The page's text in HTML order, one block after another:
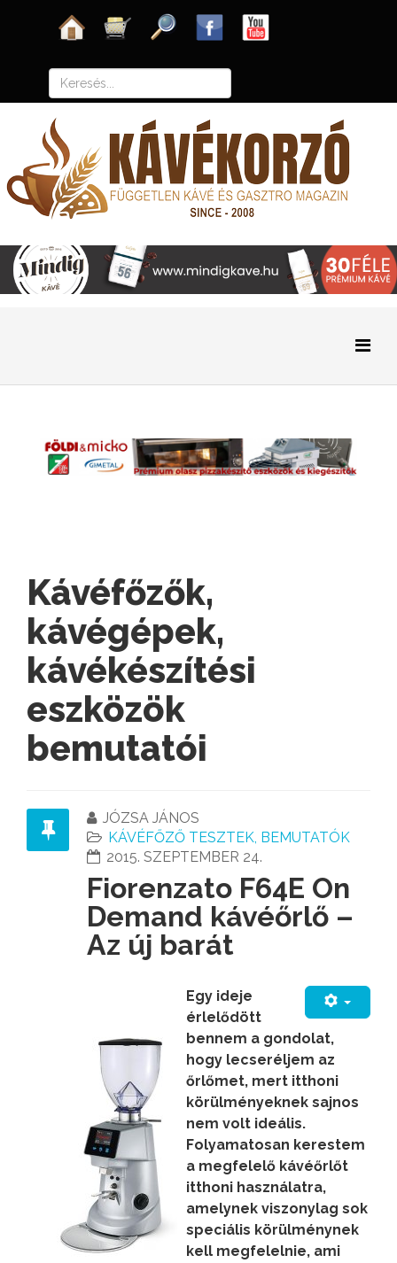
Kávéfőzők,
kávégépek,
kávékészítési
eszközök
bemutatói
JÓZSA JÁNOS
KÁVÉFŐZŐ TESZTEK, BEMUTATÓK
2015. SZEPTEMBER 24.
Fiorenzato F64E On
Demand kávéőrlő –
Az új barát
Egy ideje
érlelődött
bennem a gondolat,
hogy lecseréljem az
őrlőmet, mert itthoni
körülményeknek sajnos
nem volt ideális.
Folyamatosan kerestem
a megfelelő kávéőrlőt
itthoni használatra,
amelynek viszonylag sok
speciális körülménynek
kell megfelelnie, ami